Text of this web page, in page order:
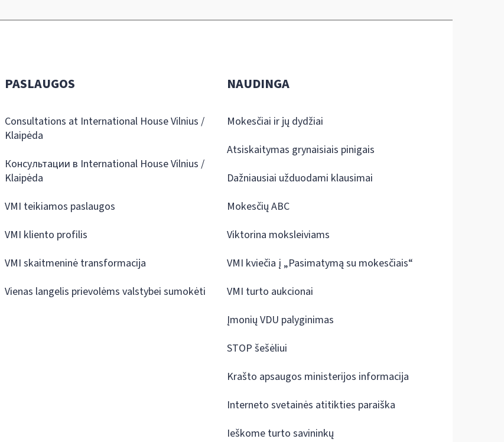
PASLAUGOS
Consultations at International House Vilnius /
Klaipėda
Консультации в International House Vilnius /
Klaipėda
VMI teikiamos paslaugos
VMI kliento profilis
VMI skaitmeninė transformacija
Vienas langelis prievolėms valstybei sumokėti
NAUDINGA
Mokesčiai ir jų dydžiai
Atsiskaitymas grynaisiais pinigais
Dažniausiai užduodami klausimai
Mokesčių ABC
Viktorina moksleiviams
VMI kviečia į „Pasimatymą su mokesčiais“
VMI turto aukcionai
Įmonių VDU palyginimas
STOP šešėliui
Krašto apsaugos ministerijos informacija
Interneto svetainės atitikties paraiška
Ieškome turto savininkų